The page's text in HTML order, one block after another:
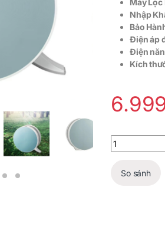
Máy Lọc
Nhập
Bảo
Điện áp
Điện
Kích
Máy Lọc
So sánh